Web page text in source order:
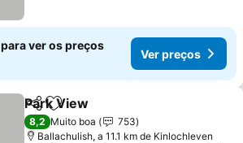
ver os preços
Ver preços
PartilharAdicionar aos favoritos
Park View
8,2 Muito boa
753
Ballachulish, a 11.1 km de Kinlochleven